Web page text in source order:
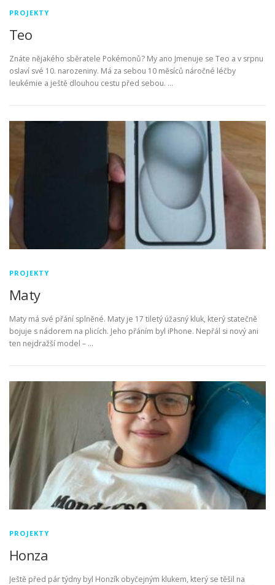
PROJEKTY
Teo
Znáte nějakého sběratele Pokémonů? My ano Jmenuje se Teo a v srpnu
oslaví své 10. narozeniny. Má za sebou 10 měsíců náročné léčby
leukémie a ještě dlouhou cestu před sebou. …
PROJEKTY
Maty
Maty má své přání splněné. Maty je 17 tiletý úžasný kluk, který statečně
bojuje s nádorem na plicích. Jeho přáním byl iPhone. Nepřál si nový ani
ten nejdražší model – …
PROJEKTY
Honza
Ještě před pár týdny byl Honzík obyčejným klukem, který se těšil na